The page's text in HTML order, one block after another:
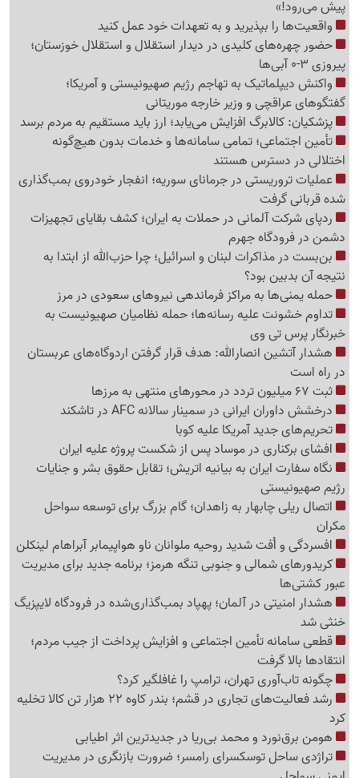
پیش می‌رود!»
واقعیت‌ها را بپذیرید و به تعهدات خود عمل کنید
حضور چهره‌های کلیدی در دیدار استقلال و استقلال خوزستان؛
پیروزی 3-0 آبی‌ها
واکنش دیپلماتیک به تهاجم رژیم صهیونیستی و آمریکا؛
گفتگوهای عراقچی و وزیر خارجه موریتانی
پزشکیان: کالابرگ افزایش می‌یابد؛ ارز باید مستقیم به مردم برسد
تأمین اجتماعی؛ تمامی سامانه‌ها و خدمات بدون هیچ‌گونه
اختلالی در دسترس هستند
عملیات تروریستی در جرمانای سوریه؛ انفجار خودروی بمب‌گذاری
شده قربانی گرفت
ردپای شرکت آلمانی در حملات به ایران؛ کشف بقایای تجهیزات
دشمن در فرودگاه جهرم
بن‌بست در مذاکرات لبنان و اسرائیل؛ چرا حزب‌الله از ابتدا به
نتیجه آن بدبین بود؟
حمله یمنی‌ها به مراکز فرماندهی نیروهای سعودی در مرز
تداوم خشونت علیه رسانه‌ها؛ حمله نظامیان صهیونیست به
خبرنگار پرس تی وی
هشدار آتشین انصارالله: هدف قرار گرفتن اردوگاه‌های عربستان
در راه است
ثبت 67 میلیون تردد در محورهای منتهی به مرزها
درخشش داوران ایرانی در سمینار سالانه AFC در تاشکند
تحریم‌های جدید آمریکا علیه کوبا
افشای برکناری در موساد پس از شکست پروژه علیه ایران
نگاه سفارت ایران به بیانیه اتریش؛ تقابل حقوق بشر و جنایات
رژیم صهیونیستی
اتصال ریلی چابهار به زاهدان؛ گام بزرگ برای توسعه سواحل
مکران
افسردگی و اُفت شدید روحیه ملوانان ناو هواپیمابر آبراهام لینکلن
کریدورهای شمالی و جنوبی تنگه هرمز؛ برنامه جدید برای مدیریت
عبور کشتی‌ها
هشدار امنیتی در آلمان؛ پهپاد بمب‌گذاری‌شده در فرودگاه لایپزیگ
خنثی شد
قطعی سامانه تأمین اجتماعی و افزایش پرداخت از جیب مردم؛
انتقادها بالا گرفت
چگونه تاب‌آوری تهران، ترامپ را غافلگیر کرد؟
رشد فعالیت‌های تجاری در قشم؛ بندر کاوه 22 هزار تن کالا تخلیه
کرد
هومن برق‌نورد و محمد بی‌ریا در جدیدترین اثر اطیابی
تراژدی ساحل توسکسرای رامسر؛ ضرورت بازنگری در مدیریت